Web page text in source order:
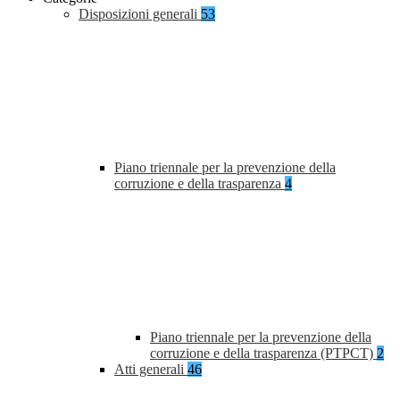
Disposizioni generali 53
Piano triennale per la prevenzione della
corruzione e della trasparenza 4
Piano triennale per la prevenzione della
corruzione e della trasparenza (PTPCT) 2
Atti generali 46